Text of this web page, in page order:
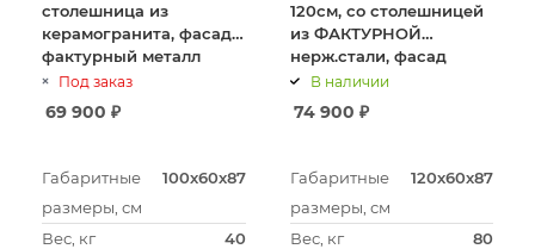
столешница из
керамогранита, фасад
фактурный металл
Под заказ
69 900 ₽
Габаритные
размеры, см
100х60х87
Вес, кг 40
120см, со столешницей
из ФАКТУРНОЙ
нерж.стали, фасад
фактурный металл
В наличии
74 900 ₽
Габаритные
размеры, см
120х60х87
Вес, кг 80